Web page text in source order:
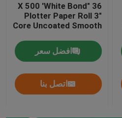
36 "X 500 'White Bond
Plotter Paper Roll 3"
Core Uncoated Smooth
افضل سعر
اتصل بنا